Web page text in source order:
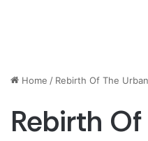
Home / Rebirth Of The
Rebirth